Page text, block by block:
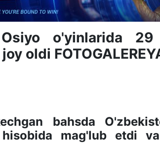
o'yinlarida
oldi
bahsda
mag'lub etdi